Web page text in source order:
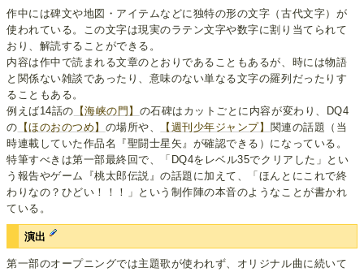
作中には碑文や地図・アイテムなどに独特の形の文字（古代文字）が
使われている。この文字は現実のラテン文字や数字に割り当てられて
おり、解読することができる。
内容は作中で読まれる文章のとおりであることもあるが、時には物語
と関係ない雑談であったり、意味のない単なる文字の羅列だったりす
ることもある。
例えば14話の 【海峡の門】 の石碑はカットごとに内容が変わり、DQ4
の 【ほのおのつめ】 の場所や、 【週刊少年ジャンプ】 関連の話題（当
時連載していた作品名『聖闘士星矢』が確認できる）になっている。
特筆すべきは第一部最終回で、「DQ4をレベル35でクリアした」とい
う報告やゲーム『桃太郎伝説』の話題に加えて、「ほんとにこれで終
わりなの？ひどい！！！」という制作陣の本音のようなことが書かれ
ている。
演出
第一部のオープニングでは主題歌が使われず、オリジナル曲に続いて